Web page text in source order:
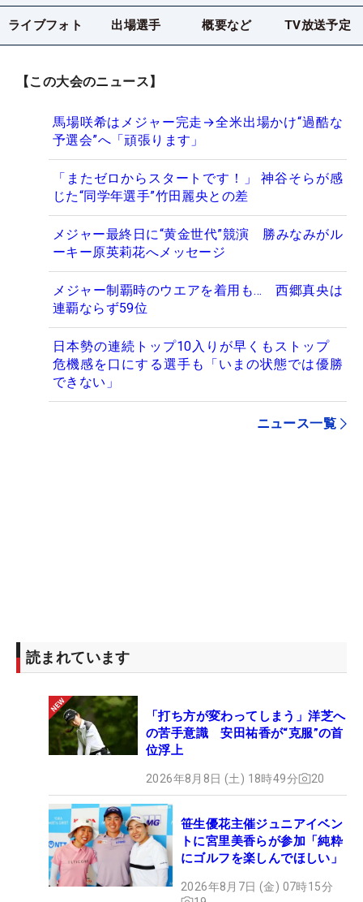
ライブフォト 出場選手 概要など TV放送予定
【この大会のニュース】
馬場咲希はメジャー完走→全米出場かけ“過酷な
予選会”へ「頑張ります」
「またゼロからスタートです！」 神谷そらが感
じた“同学年選手”竹田麗央との差
メジャー最終日に“黄金世代”競演 勝みなみがル
ーキー原英莉花へメッセージ
メジャー制覇時のウエアを着用も… 西郷真央は
連覇ならず59位
日本勢の連続トップ10入りが早くもストップ
危機感を口にする選手も「いまの状態では優勝
できない」
ニュース一覧
読まれています
「打ち方が変わってしまう」洋芝へ
の苦手意識 安田祐香が“克服”の首
位浮上
2026年8月8日 (土) 18時49分 20
笹生優花主催ジュニアイベン
トに宮里美香らが参加「純粋
にゴルフを楽しんでほしい」
2026年8月7日 (金) 07時15分